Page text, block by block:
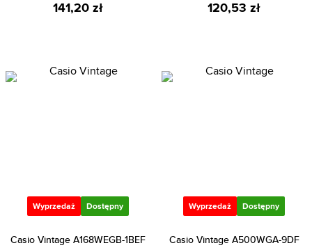
141,20 zł 120,53 zł
Wyprzedaż Dostępny
Casio Vintage A168WEGB-1BEF
Wyprzedaż Dostępny
Casio Vintage A500WGA-9DF